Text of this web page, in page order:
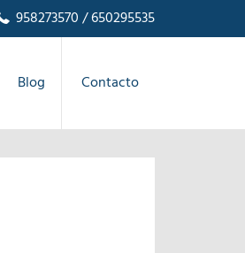
958273570/ 650295535
Blog Contacto